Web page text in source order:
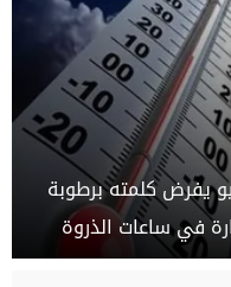
يفرض كلمته برطوبة
في ساعات الذروة